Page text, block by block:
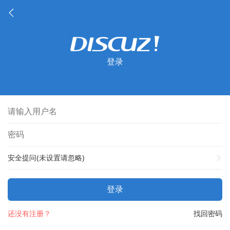
登录
安全提问(未设置请忽略)
登录
找回密码
还没有注册？